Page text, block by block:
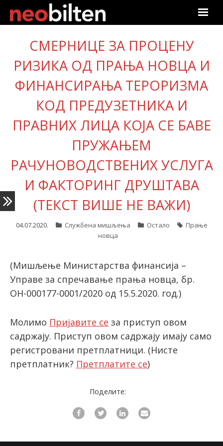
Почетна
Претрага
Актуелно
Подаци
О нама
Претплата
Пријава
СМЕРНИЦЕ ЗА ПРОЦЕНУ
РИЗИКА ОД ПРАЊА НОВЦА И
ФИНАНСИРАЊА ТЕРОРИЗМА
КОД ПРЕДУЗЕТНИКА И
ПРАВНИХ ЛИЦА КОЈА СЕ БАВЕ
ПРУЖАЊЕМ
РАЧУНОВОДСТВЕНИХ УСЛУГА
И ФАКТОРИНГ ДРУШТАВА
(ТЕКСТ ВИШЕ НЕ ВАЖИ)
04.07.2020. Службена мишљења Остало
Прање
новца
(Мишљење Министарства финансија –
Управе за спречавање прања новца, бр.
ОН-000177-0001/2020 од 15.5.2020. год.)
Молимо Пријавите се за приступ овом
садржају. Приступ овом садржају имају само
регистровани претплатници. (Нисте
претплатник? Претплатите се)
Поделите: